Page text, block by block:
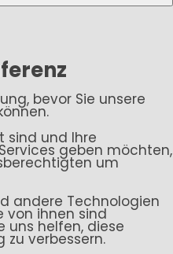
bevor Sie unsere
sind und Ihre
geben möchten,
um
andere Technologien
von ihnen sind
uns helfen, diese
zu verbessern.